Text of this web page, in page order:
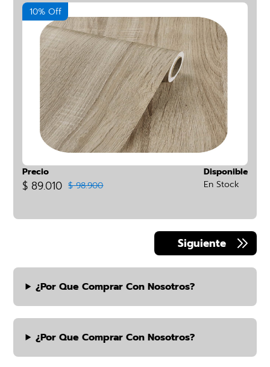
10% Off
Precio
$ 89.010 $ 98.900
Disponible
En Stock
¿por Que Comprar Con Nosotros?
¿por Que Comprar Con Nosotros?